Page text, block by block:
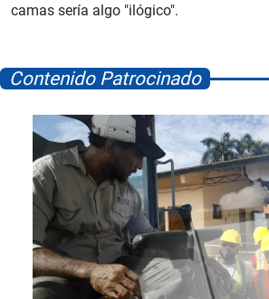
camas sería algo "ilógico".
Contenido Patrocinado